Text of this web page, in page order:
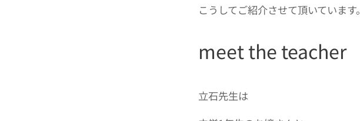
こうしてご紹介させて頂いています。
meet the teacher
立石先生は